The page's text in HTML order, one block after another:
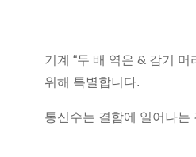
기계 “두 배 역은 & 감기 머
위해 특별합니다.
통신수는 결함에 일어나는